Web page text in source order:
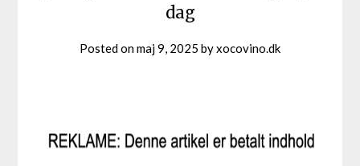
dag
Posted onmaj 9, 2025 byxocovino.dk